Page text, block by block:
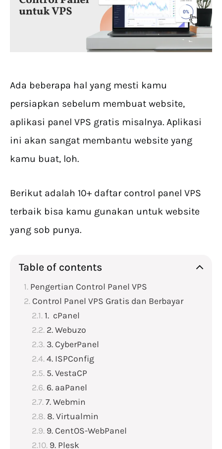
Ada beberapa hal yang mesti kamu
persiapkan sebelum membuat website,
aplikasi panel VPS gratis misalnya. Aplikasi
ini akan sangat membantu website yang
kamu buat, loh.
Berikut adalah 10+ daftar control panel VPS
terbaik bisa kamu gunakan untuk website
yang sob punya.
Table of contents
Pengertian Control Panel VPS
Control Panel VPS Gratis dan Berbayar
1. cPanel
2. Webuzo
3. CyberPanel
4. ISPConfig
5. VestaCP
6. aaPanel
7. Webmin
8. Virtualmin
9. CentOS-WebPanel
9. Plesk